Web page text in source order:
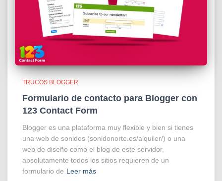
TRUCOS BLOGGER
Formulario de contacto para Blogger con
123 Contact Form
Blogger es una plataforma muy flexible y bien si tienes
una web de sonidos (sonidonorte.es/alquiler/) o una
web de diseño como el blog de este servidor,
absolutamente todos los sitios requieren de un
formulario de Leer más